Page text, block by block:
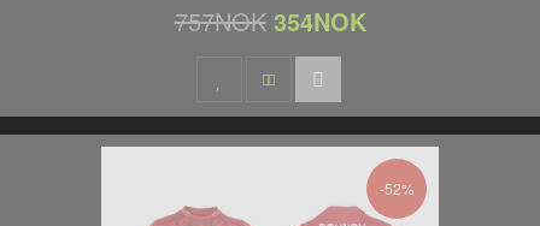
757NOK 354NOK
-52%